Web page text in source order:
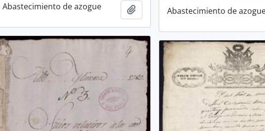
Abastecimiento de azogue Añadir al portapapeles
Abastecimiento de